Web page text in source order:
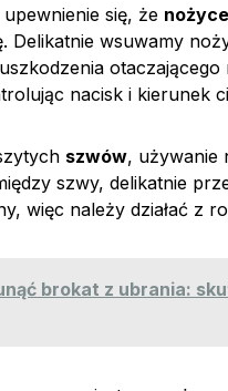
się, że nożyce
Delikatnie wsuwamy
otaczającego
nacisk i kierunek
szwów, używanie
szwy, delikatnie
więc należy działać z
brokat z ubrania: